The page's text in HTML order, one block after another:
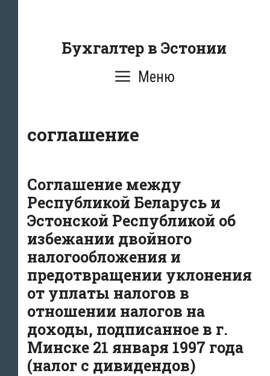
содержаниюБухгалтер в Эстонии
Меню
соглашение
Соглашение между
Республикой Беларусь и
Эстонской Республикой об
избежании двойного
налогообложения и
предотвращении уклонения
от уплаты налогов в
отношении налогов на
доходы, подписанное в г.
Минске 21 января 1997 года
(налог с дивидендов)